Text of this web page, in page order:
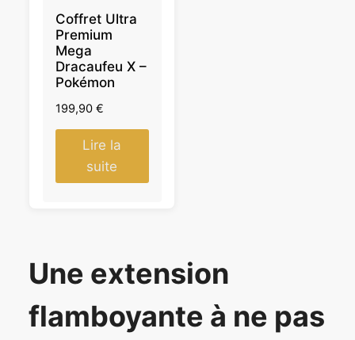
Coffret Ultra
Premium
Mega
Dracaufeu X –
Pokémon
199,90 €
Lire la
suite
Une extension
flamboyante à ne pas